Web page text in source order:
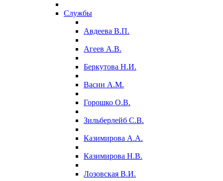
Службы
Авдеева В.П.
Агеев А.В.
Беркутова Н.И.
Васин А.М.
Горошко О.В.
Зильберлейб С.В.
Казимирова А.А.
Казимирова Н.В.
Лозовская В.И.